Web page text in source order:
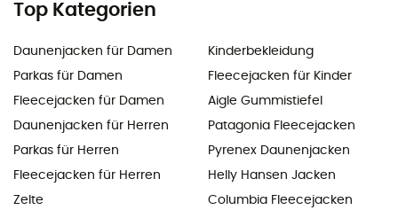
Top Kategorien
Daunenjacken für Damen
Parkas für Damen
Fleecejacken für Damen
Daunenjacken für Herren
Parkas für Herren
Fleecejacken für Herren
Zelte
Kinderbekleidung
Fleecejacken für Kinder
Aigle Gummistiefel
Patagonia Fleecejacken
Pyrenex Daunenjacken
Helly Hansen Jacken
Columbia Fleecejacken